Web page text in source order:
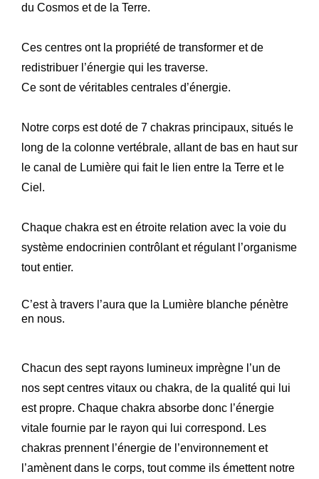
du Cosmos et de la Terre.
Ces centres ont la propriété de transformer et de
redistribuer l’énergie qui les traverse.
Ce sont de véritables centrales d’énergie.
Notre corps est doté de 7 chakras principaux, situés le
long de la colonne vertébrale, allant de bas en haut sur
le canal de Lumière qui fait le lien entre la Terre et le
Ciel.
Chaque chakra est en étroite relation avec la voie du
système endocrinien contrôlant et régulant l’organisme
tout entier.
C’est à travers l’aura que la Lumière blanche pénètre
en nous.
Chacun des sept rayons lumineux imprègne l’un de
nos sept centres vitaux ou chakra, de la qualité qui lui
est propre. Chaque chakra absorbe donc l’énergie
vitale fournie par le rayon qui lui correspond. Les
chakras prennent l’énergie de l’environnement et
l’amènent dans le corps, tout comme ils émettent notre